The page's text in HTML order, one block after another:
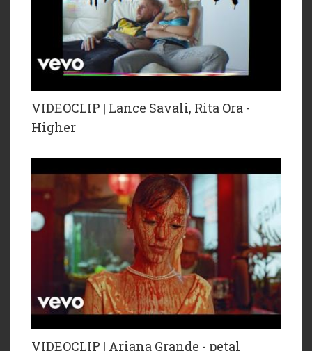
VIDEOCLIP | Lance Savali, Rita Ora -
Higher
VIDEOCLIP | Ariana Grande - petal